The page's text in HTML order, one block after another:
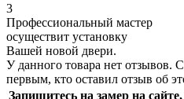
3
Профессиональный мастер
осуществит установку
Вашей новой двери.
У данного товара нет отзывов.
первым, кто оставил отзыв об
Запишитесь на замер на